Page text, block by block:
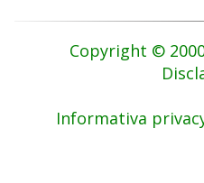
Copyright ©
Informativa